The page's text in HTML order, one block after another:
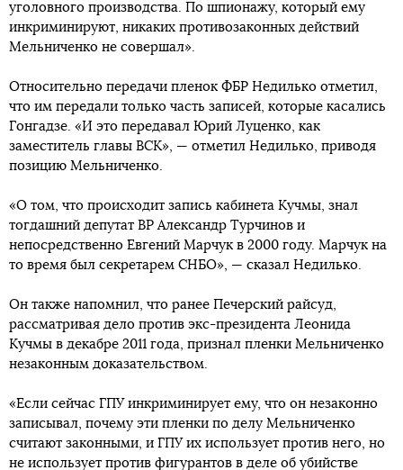
уголовного производства. По шпионажу, который ему
инкриминируют, никаких противозаконных действий
Мельниченко не совершал».
Относительно передачи пленок ФБР Недилько отметил,
что им передали только часть записей, которые касались
Гонгадзе. «И это передавал Юрий Луценко, как
заместитель главы ВСК», — отметил Недилько, приводя
позицию Мельниченко.
«О том, что происходит запись кабинета Кучмы, знал
тогдашний депутат ВР Александр Турчинов и
непосредственно Евгений Марчук в 2000 году. Марчук на
то время был секретарем СНБО», — сказал Недилько.
Он также напомнил, что ранее Печерский райсуд,
рассматривая дело против экс-президента Леонида
Кучмы в декабре 2011 года, признал пленки Мельниченко
незаконным доказательством.
«Если сейчас ГПУ инкриминирует ему, что он незаконно
записывал, почему эти пленки по делу Мельниченко
считают законными, и ГПУ их использует против него, но
не использует против фигурантов в деле об убийстве